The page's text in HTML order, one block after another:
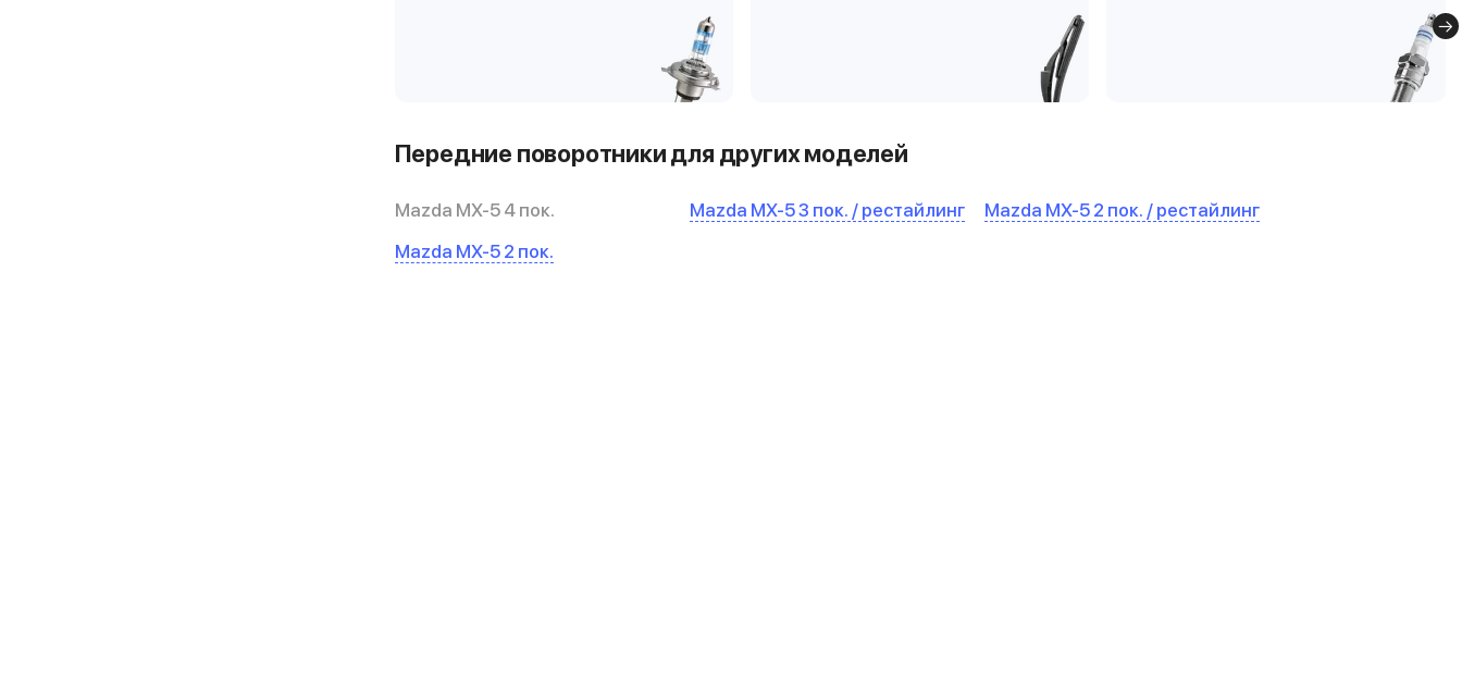
Передние поворотники для других моделей
Mazda MX-5 4 пок. Mazda MX-5 3 пок. / рестайлинг
Mazda MX-5 2 пок. / рестайлинг
Mazda MX-5 2 пок.